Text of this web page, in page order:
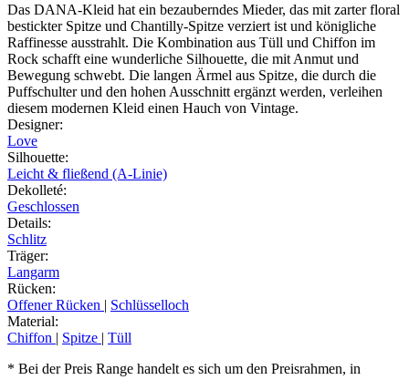
Das DANA-Kleid hat ein bezauberndes Mieder, das mit zarter floral
bestickter Spitze und Chantilly-Spitze verziert ist und königliche
Raffinesse ausstrahlt. Die Kombination aus Tüll und Chiffon im
Rock schafft eine wunderliche Silhouette, die mit Anmut und
Bewegung schwebt. Die langen Ärmel aus Spitze, die durch die
Puffschulter und den hohen Ausschnitt ergänzt werden, verleihen
diesem modernen Kleid einen Hauch von Vintage.
Designer:
Love
Silhouette:
Leicht & fließend (A-Linie)
Dekolleté:
Geschlossen
Details:
Schlitz
Träger:
Langarm
Rücken:
Offener Rücken | Schlüsselloch
Material:
Chiffon | Spitze | Tüll
* Bei der Preis Range handelt es sich um den Preisrahmen, in